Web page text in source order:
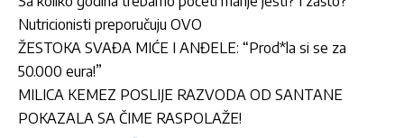
Nutricionisti preporučuju OVO
ŽESTOKA SVAĐA MIĆE I ANĐELE: “Prod*la si se za
50.000 eura!”
MILICA KEMEZ POSLIJE RAZVODA OD SANTANE
POKAZALA SA ČIME RASPOLAŽE!